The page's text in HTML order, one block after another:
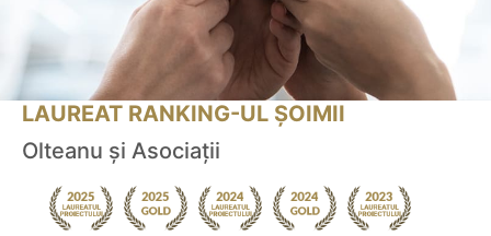
LAUREAT RANKING-UL ȘOIMII
Olteanu și Asociații